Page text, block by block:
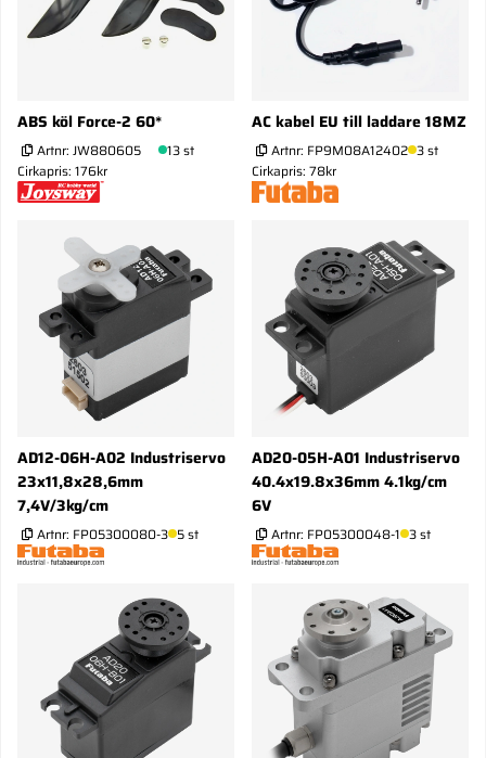
ABS köl Force-2 60*
Artnr: JW880605
13 st
Cirkapris: 176kr
AC kabel EU till laddare 18MZ
Artnr: FP9M08A12402 3 st
Cirkapris: 78kr
AD12-06H-A02 Industriservo
23x11,8x28,6mm
7,4V/3kg/cm
Artnr: FP05300080-3 5 st
AD20-05H-A01 Industriservo
40.4x19.8x36mm 4.1kg/cm
6V
Artnr: FP05300048-1 3 st